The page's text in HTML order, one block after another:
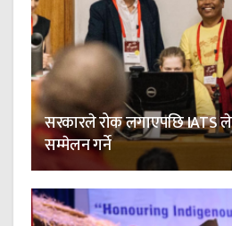
सरकारले रोक लगाएपछि IATS
सम्मेलन गर्ने